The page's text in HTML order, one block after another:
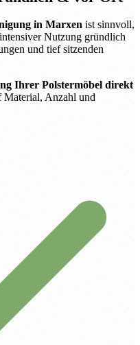
in Marxen ist sinnvoll,
Nutzung gründlich
und tief sitzenden
Ihrer Polstermöbel direkt
Material, Anzahl und